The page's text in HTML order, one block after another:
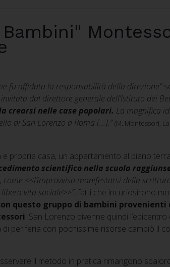
fu affidata la responsabilità della direzione”
invitata dal direttore generale dell’Istituto dei
crearsi nelle case popolari. La magnifica
di San Lorenzo a Roma [...].” (M. Montessori,
e propria casa, un appartamento al piano
scientifico nella scuola
<<l’improvviso manifestarsi della
vita sociale>>”, fatti che incuriosirono
questo gruppo di bambini
. San Lorenzo divenne quindi
periferia con pochissime risorse cambiò il
il metodo in pratica rimangono